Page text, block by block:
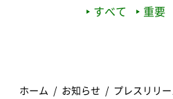
すべて 重要
ホーム お知らせ プレスリリー